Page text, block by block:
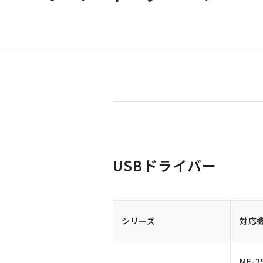
USBドライバー
シリーズ 対応